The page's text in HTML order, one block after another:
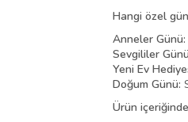
Hangi özel
Anneler Günü:
Sevgililer
Yeni Ev
Doğum Günü:
Ürün